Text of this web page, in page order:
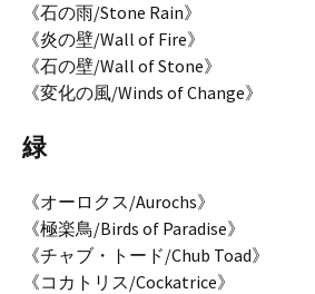
《石の雨/Stone Rain》
《炎の壁/Wall of Fire》
《石の壁/Wall of Stone》
《変化の風/Winds of Change》
緑
《オーロクス/Aurochs》
《極楽鳥/Birds of Paradise》
《チャブ・トード/Chub Toad》
《コカトリス/Cockatrice》